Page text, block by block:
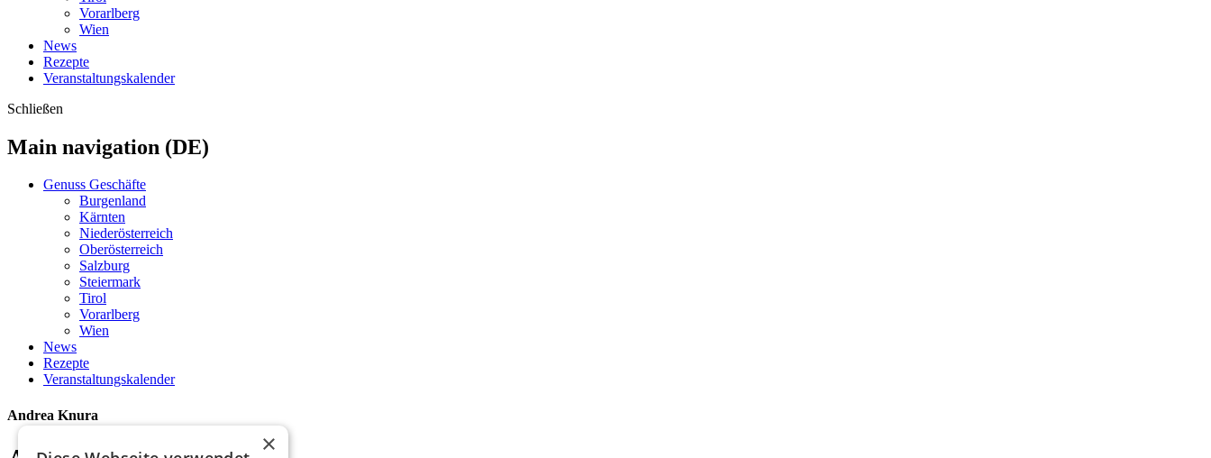
Vorarlberg
Wien
News
Rezepte
Veranstaltungskalender
Schließen
Main navigation (DE)
Genuss Geschäfte
Burgenland
Kärnten
Niederösterreich
Oberösterreich
Salzburg
Steiermark
Tirol
Vorarlberg
Wien
News
Rezepte
Veranstaltungskalender
Andrea Knura
×